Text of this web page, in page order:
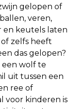
gelopen of
veren,
en keutels laten
zelfs heeft
das gelopen?
een wolf te
uit tussen een
ree of
voor kinderen is